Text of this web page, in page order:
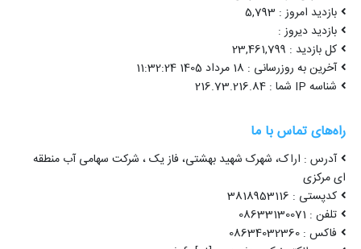
بازدید امروز : 5,793
بازدید دیروز :
کل بازدید : 23,461,799
آخرین به روزرسانی : 18 مرداد 1405 11:32:24
شناسه IP شما : 216.73.216.84
راه‌های تماس با ما
آدرس : اراک، شهرک شهید بهشتی، فاز یک ، شرکت سهامی آب منطقه
ای مرکزی
کدپستی : 3818953116
تلفن : 08633130071
فاکس : 08634032360